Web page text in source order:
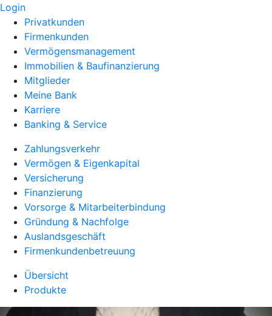
Login
Privatkunden
Firmenkunden
Vermögensmanagement
Immobilien & Baufinanzierung
Mitglieder
Meine Bank
Karriere
Banking & Service
Zahlungsverkehr
Vermögen & Eigenkapital
Versicherung
Finanzierung
Vorsorge & Mitarbeiterbindung
Gründung & Nachfolge
Auslandsgeschäft
Firmenkundenbetreuung
Übersicht
Produkte